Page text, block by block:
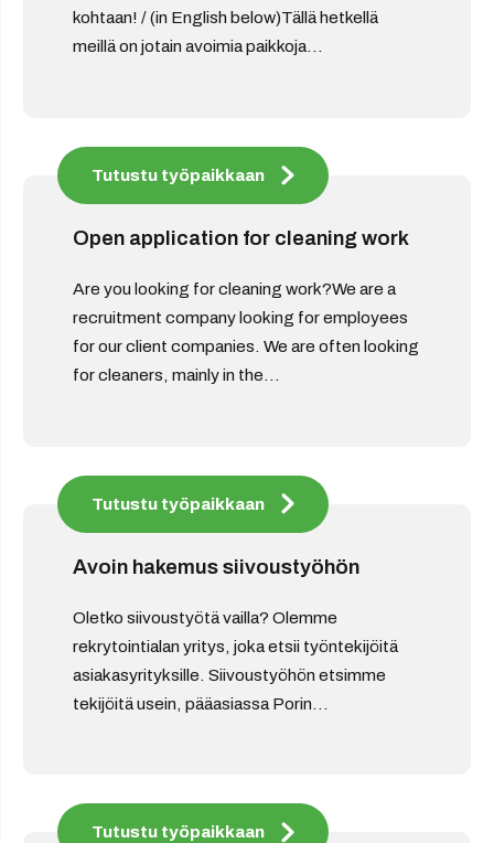
kohtaan! / (in English below)Tällä hetkellä
meillä on jotain avoimia paikkoja...
Tutustu työpaikkaan
Open application for cleaning work
Are you looking for cleaning work?We are a
recruitment company looking for employees
for our client companies. We are often looking
for cleaners, mainly in the...
Tutustu työpaikkaan
Avoin hakemus siivoustyöhön
Oletko siivoustyötä vailla? Olemme
rekrytointialan yritys, joka etsii työntekijöitä
asiakasyrityksille. Siivoustyöhön etsimme
tekijöitä usein, pääasiassa Porin...
Tutustu työpaikkaan